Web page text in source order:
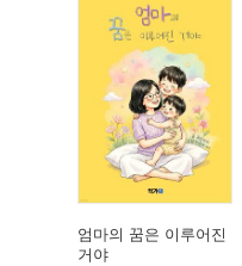
엄마의 꿈은 이루어진
거야